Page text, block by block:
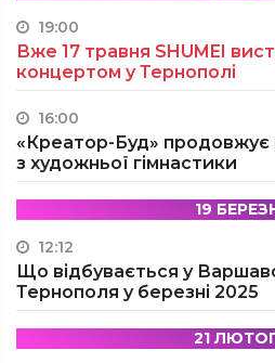
19:00
Вже 17 травня SHUMEI
концертом у Тернополі
16:00
«Креатор-Буд» продовжує
з художньої гімнастики
19
12:12
Що відбувається у
Тернополя у березні 2025
21